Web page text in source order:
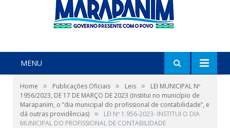
MENU
Home » Publicações Oficiais » Leis »
LEI MUNICIPAL Nº
1956/2023, DE 17 DE MARÇO DE 2023 (Institui no município de
Marapanim, o “dia municipal do profissional de contabilidade”, e
dá outras providências) »
LEI Nº 1.956-2023- INSTITUI O DIA
MUNICIPAL DO PROFISSIONAL DE CONTABILIDADE